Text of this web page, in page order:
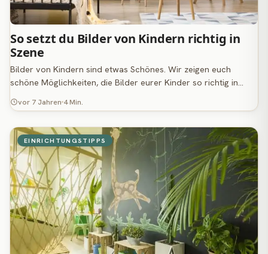
So setzt du Bilder von Kindern richtig in
Szene
Bilder von Kindern sind etwas Schönes. Wir zeigen euch
schöne Möglichkeiten, die Bilder eurer Kinder so richtig in…
vor 7 Jahren 4 Min.
EINRICHTUNGSTIPPS